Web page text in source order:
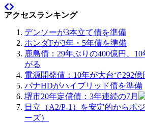
アクセスランキング
デンソーが3本立て債を準備
ホンダFが3年・5年債を準備
鹿島債：29年ぶりの400億円、
がる
電源開発債：10年が大台で292
パナHDがハイブリッド債を準備
堺市20年定償債：3年連続の7月
日立（A2/P-1）を安定的からポ
ーズ）